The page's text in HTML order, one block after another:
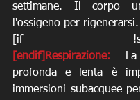
settimane. Il corpo
l'ossigeno per rigenerarsi.
[if
[endif]Respirazione: La
profonda e lenta è
immersioni subacquee